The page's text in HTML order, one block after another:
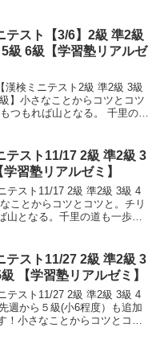
どの出来具合が合否...
テスト【3/6】2級 準2級
級 6級【学習塾リアルゼ
漢検ミニテスト2級 準2級 3級
】小さなことからコツとコツ
つもれば山となる。 千里の道
問題などの出来具合が...
テスト11/17 2級 準2級 3
習塾リアルゼミ】
テスト11/17 2級 準2級 3級 4
ことからコツとコツと。チリ
山となる。千里の道も一歩か
テスト11/27 2級 準2級 3
【学習塾リアルゼミ】
テスト11/27 2級 準2級 3級 4
週から５級(小6程度）も追加
！小さなことからコツとコツ